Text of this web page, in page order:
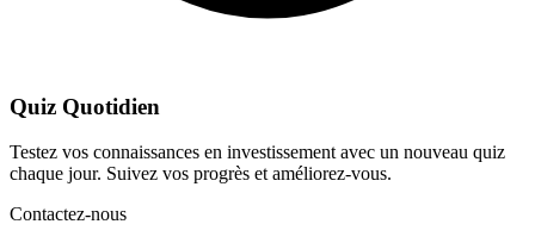
Quiz Quotidien
Testez vos connaissances en investissement avec un nouveau quiz
chaque jour. Suivez vos progrès et améliorez-vous.
Contactez-nous